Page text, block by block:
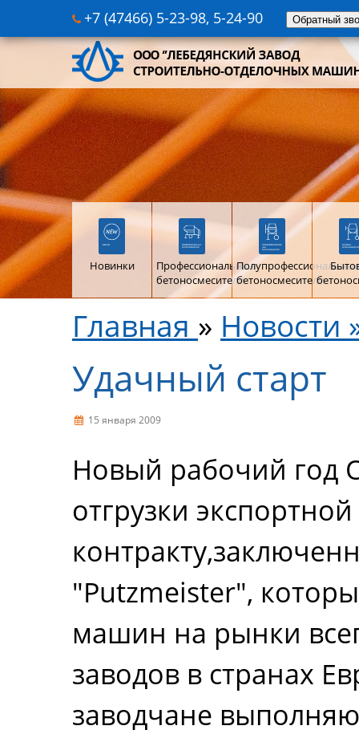
+7 (47466) 5-23-98, 5-24-90 Обратный
Новинки
Профессиональные
бетоносмесители
Полупрофессиональные
бетоносмесители
Главная » Новости
Удачный старт
15 января 2009
Новый рабочий
отгрузки
"Putzmeister",
машин на рынки
заводов в странах
заводчане